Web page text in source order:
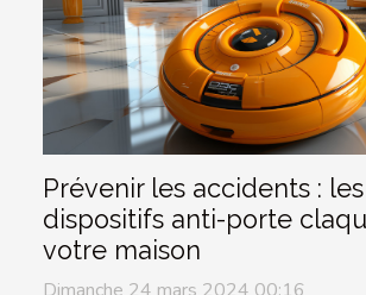
Prévenir les accidents : les
dispositifs anti-porte
votre maison